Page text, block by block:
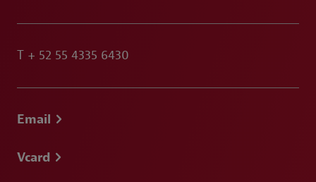
T + 52 55 4335 6430
Email
Vcard